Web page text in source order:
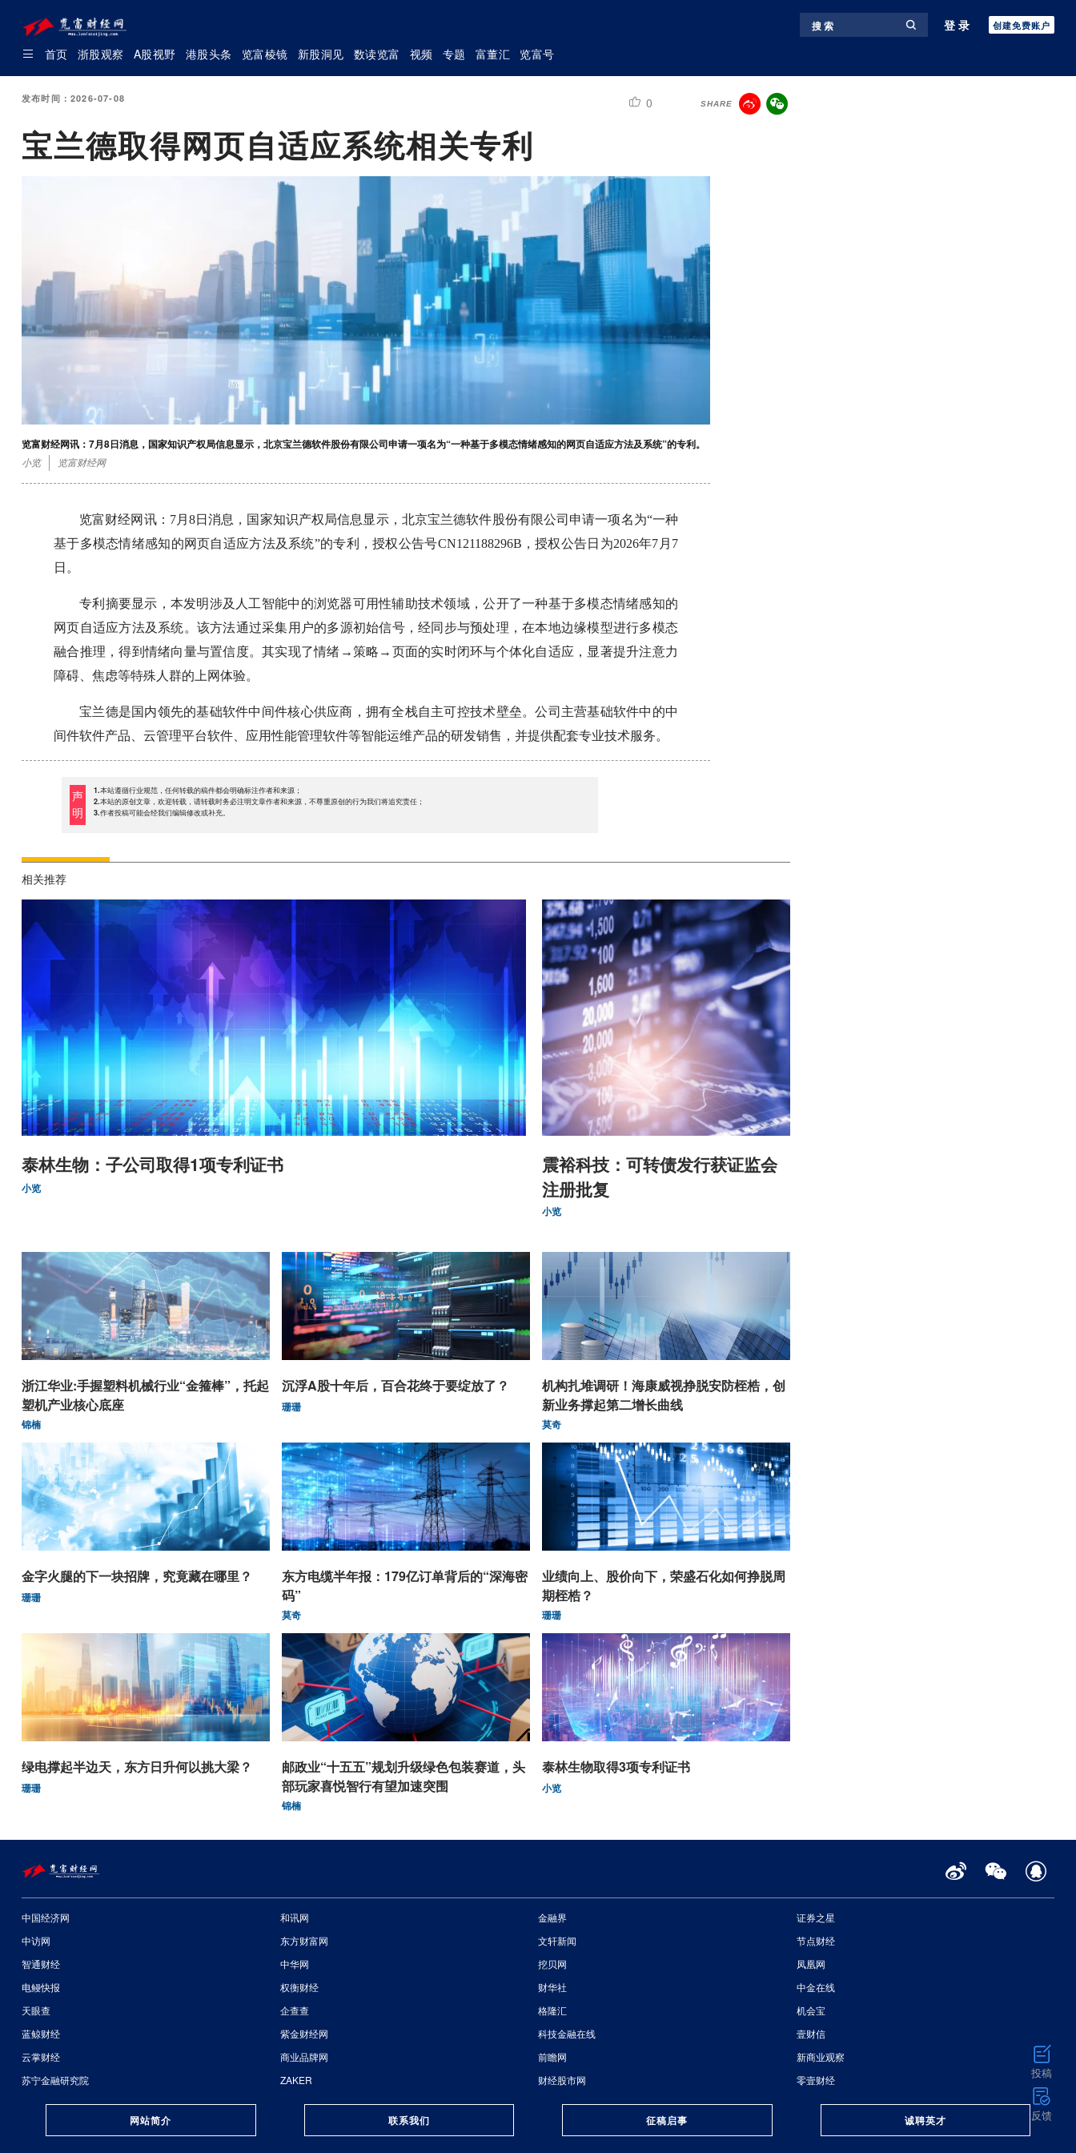
搜 索 登录 创建免费账户
首页 浙股观察 A股视野 港股头条 览富棱镜 新股洞见 数读览富 视频 专题 富董汇 览富号
发布时间：2026-07-08 0 SHARE
宝兰德取得网页自适应系统相关专利
览富财经网讯：7月8日消息，国家知识产权局信息显示，北京宝兰德软件股份有限公司申请一项名为“一种基于多模态情绪感知的网页自适应方法及系统”的专利。
小览 览富财经网
览富财经网讯：7月8日消息，国家知识产权局信息显示，北京宝兰德软件股份有限公司申请一项名为“一种
基于多模态情绪感知的网页自适应方法及系统”的专利，授权公告号CN121188296B，授权公告日为2026年7月7
日。
专利摘要显示，本发明涉及人工智能中的浏览器可用性辅助技术领域，公开了一种基于多模态情绪感知的
网页自适应方法及系统。该方法通过采集用户的多源初始信号，经同步与预处理，在本地边缘模型进行多模态
融合推理，得到情绪向量与置信度。其实现了情绪→策略→页面的实时闭环与个体化自适应，显著提升注意力
障碍、焦虑等特殊人群的上网体验。
宝兰德是国内领先的基础软件中间件核心供应商，拥有全栈自主可控技术壁垒。公司主营基础软件中的中
间件软件产品、云管理平台软件、应用性能管理软件等智能运维产品的研发销售，并提供配套专业技术服务。
声
明
1.本站遵循行业规范，任何转载的稿件都会明确标注作者和来源；
2.本站的原创文章，欢迎转载，请转载时务必注明文章作者和来源，不尊重原创的行为我们将追究责任；
3.作者投稿可能会经我们编辑修改或补充。
相关推荐
泰林生物：子公司取得1项专利证书
小览
震裕科技：可转债发行获证监会
注册批复
小览
浙江华业:手握塑料机械行业“金箍棒”，托起
塑机产业核心底座
锦楠
沉浮A股十年后，百合花终于要绽放了？
珊珊
机构扎堆调研！海康威视挣脱安防桎梏，创
新业务撑起第二增长曲线
莫奇
金字火腿的下一块招牌，究竟藏在哪里？
珊珊
东方电缆半年报：179亿订单背后的“深海密
码”
莫奇
业绩向上、股价向下，荣盛石化如何挣脱周
期桎梏？
珊珊
绿电撑起半边天，东方日升何以挑大梁？
珊珊
邮政业“十五五”规划升级绿色包装赛道，头
部玩家喜悦智行有望加速突围
锦楠
泰林生物取得3项专利证书
小览
中国经济网 和讯网 金融界
证券之星
中访网
东方财富网 文轩新闻
节点财经
智通财经
中华网 挖贝网
凤凰网
电鳗快报
权衡财经 财华社
中金在线
天眼查
企查查 格隆汇
机会宝
蓝鲸财经
紫金财经网 科技金融在线
壹财信
云掌财经
商业品牌网 前瞻网
新商业观察
苏宁金融研究院
ZAKER 财经股市网 零壹财经
网站简介 联系我们 征稿启事 诚聘英才
投稿
反馈